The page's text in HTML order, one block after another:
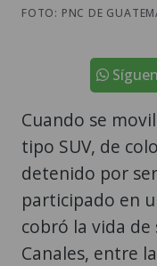
FOTO: PNC DE
Cuando se
tipo SUV, de
detenido por
participado en
cobró la vida de
Canales, entre